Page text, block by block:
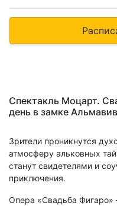
Спектакль Моцарт.
день в замке
Зрители проникнутся
атмосферу альковных
станут свидетелями и
приключения.
Опера «Свадьба